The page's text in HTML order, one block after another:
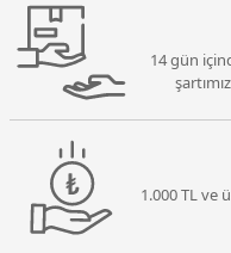
14 gün
şartımız
1.000 TL ve